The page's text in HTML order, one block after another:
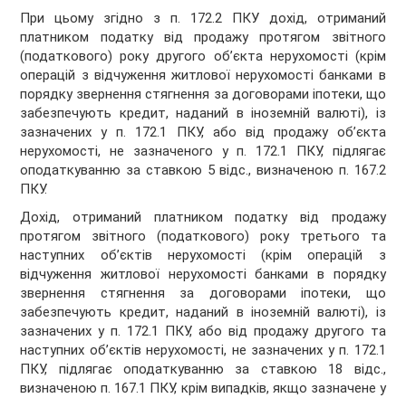
При цьому згідно з п. 172.2 ПКУ дохід, отриманий
платником податку від продажу протягом звітного
(податкового) року другого об’єкта нерухомості (крім
операцій з відчуження житлової нерухомості банками в
порядку звернення стягнення за договорами іпотеки, що
забезпечують кредит, наданий в іноземній валюті), із
зазначених у п. 172.1 ПКУ, або від продажу об’єкта
нерухомості, не зазначеного у п. 172.1 ПКУ, підлягає
оподаткуванню за ставкою 5 відс., визначеною п. 167.2
ПКУ.
Дохід, отриманий платником податку від продажу
протягом звітного (податкового) року третього та
наступних об’єктів нерухомості (крім операцій з
відчуження житлової нерухомості банками в порядку
звернення стягнення за договорами іпотеки, що
забезпечують кредит, наданий в іноземній валюті), із
зазначених у п. 172.1 ПКУ, або від продажу другого та
наступних об’єктів нерухомості, не зазначених у п. 172.1
ПКУ, підлягає оподаткуванню за ставкою 18 відс.,
визначеною п. 167.1 ПКУ, крім випадків, якщо зазначене у